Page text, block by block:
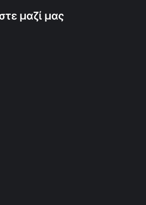
μαζί μας